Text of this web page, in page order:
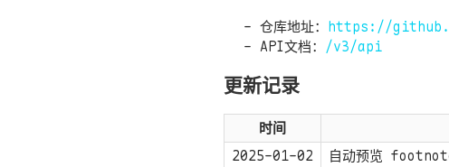
仓库地址： https://
API文档： /v3/api
更新记录
时间
2025-01-02
自动预览